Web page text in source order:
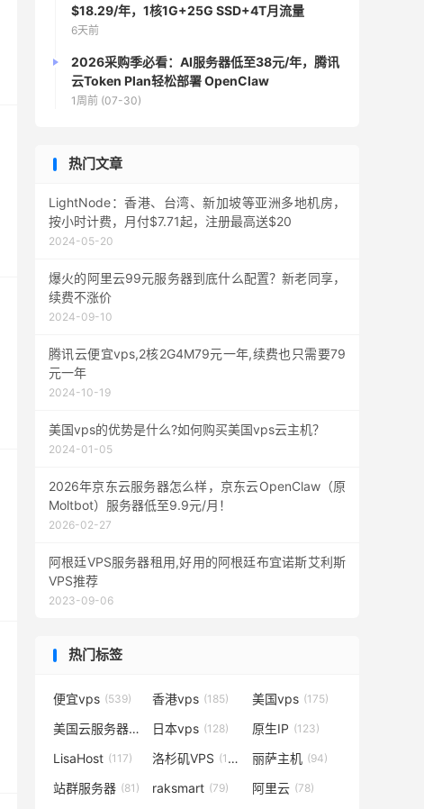
$18.29/年，1核1G+25G SSD+4T月流量
6天前
2026采购季必看：AI服务器低至38元/年，腾讯
云Token Plan轻松部署 OpenClaw
1周前 (07-30)
热门文章
LightNode：香港、台湾、新加坡等亚洲多地机房，
按小时计费，月付$7.71起，注册最高送$20
2024-05-20
爆火的阿里云99元服务器到底什么配置？新老同享，
续费不涨价
2024-09-10
腾讯云便宜vps,2核2G4M79元一年,续费也只需要79
元一年
2024-10-19
美国vps的优势是什么?如何购买美国vps云主机？
2024-01-05
2026年京东云服务器怎么样，京东云OpenClaw（原
Moltbot）服务器低至9.9元/月！
2026-02-27
阿根廷VPS服务器租用,好用的阿根廷布宜诺斯艾利斯
VPS推荐
2023-09-06
热门标签
便宜vps (539) 香港vps (185) 美国vps (175)
美国云服务器(138)日本vps (128) 原生IP (123)
LisaHost (117) 洛杉矶VPS (102) 丽萨主机 (94)
站群服务器 (81) raksmart (79) 阿里云 (78)